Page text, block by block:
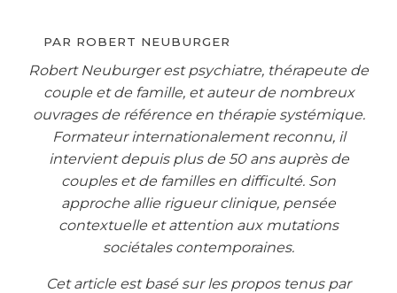
PAR ROBERT NEUBURGER
Robert Neuburger est psychiatre, thérapeute de
couple et de famille, et auteur de nombreux
ouvrages de référence en thérapie systémique.
Formateur internationalement reconnu, il
intervient depuis plus de 50 ans auprès de
couples et de familles en difficulté. Son
approche allie rigueur clinique, pensée
contextuelle et attention aux mutations
sociétales contemporaines.
Cet article est basé sur les propos tenus par